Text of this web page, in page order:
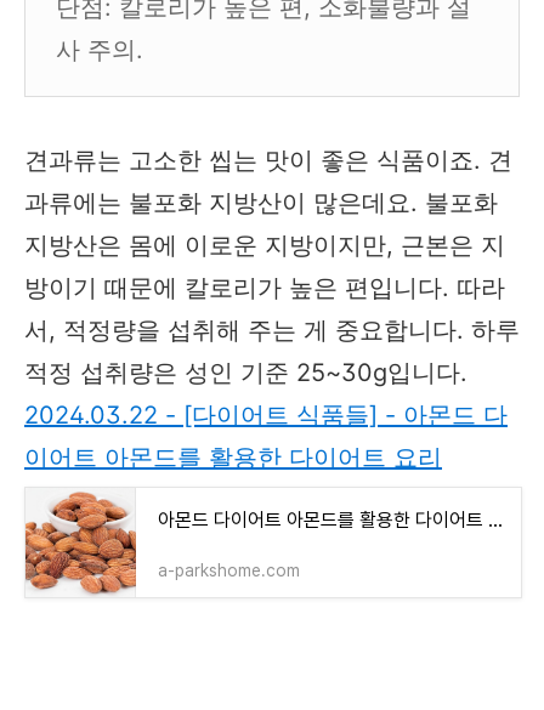
단점: 칼로리가 높은 편, 소화불량과 설
사 주의.
견과류는 고소한 씹는 맛이 좋은 식품이죠. 견
과류에는 불포화 지방산이 많은데요. 불포화
지방산은 몸에 이로운 지방이지만, 근본은 지
방이기 때문에 칼로리가 높은 편입니다. 따라
서, 적정량을 섭취해 주는 게 중요합니다. 하루
적정 섭취량은 성인 기준 25~30g입니다.
2024.03.22 - [다이어트 식품들] - 아몬드 다
이어트 아몬드를 활용한 다이어트 요리
아몬드 다이어트 아몬드를 활용한 다이어트 요리
a-parkshome.com